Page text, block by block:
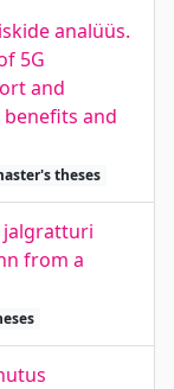
analüüs.
5G
and
and
theses
jalgratturi
from a